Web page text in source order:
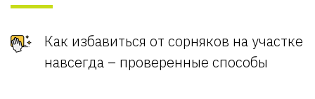
Как избавиться от сорняков на участке
навсегда – проверенные способы